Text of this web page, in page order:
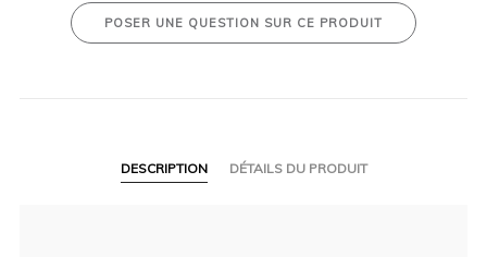
POSER UNE QUESTION SUR CE PRODUIT
DESCRIPTION DÉTAILS DU PRODUIT